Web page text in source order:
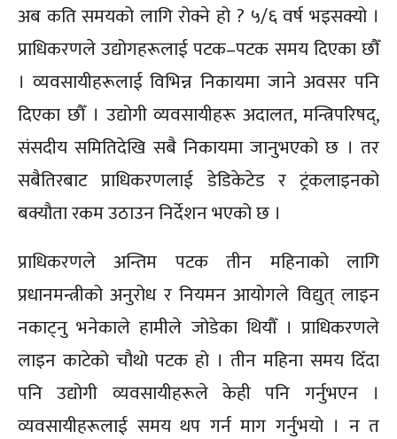
अब कति समयको लागि रोक्ने हो ? ५/६ वर्ष भइसक्यो ।
प्राधिकरणले उद्योगहरूलाई पटक–पटक समय दिएका छौँ
। व्यवसायीहरूलाई विभिन्न निकायमा जाने अवसर पनि
दिएका छौँ । उद्योगी व्यवसायीहरू अदालत, मन्त्रिपरिषद्,
संसदीय समितिदेखि सबै निकायमा जानुभएको छ । तर
सबैतिरबाट प्राधिकरणलाई डेडिकेटेड र ट्रंकलाइनको
बक्यौता रकम उठाउन निर्देशन भएको छ ।
प्राधिकरणले अन्तिम पटक तीन महिनाको लागि
प्रधानमन्त्रीको अनुरोध र नियमन आयोगले विद्युत् लाइन
नकाट्नु भनेकाले हामीले जोडेका थियौँ । प्राधिकरणले
लाइन काटेको चौथो पटक हो । तीन महिना समय दिँदा
पनि उद्योगी व्यवसायीहरूले केही पनि गर्नुभएन ।
व्यवसायीहरूलाई समय थप गर्न माग गर्नुभयो । न त